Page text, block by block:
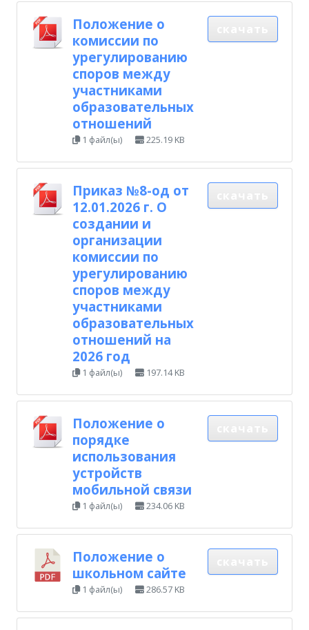
Положение о
комиссии по
урегулированию
споров между
участниками
образовательных
отношений
1 файл(ы) 225.19 KB
Приказ №8-од от
12.01.2026 г. О
создании и
организации
комиссии по
урегулированию
споров между
участниками
образовательных
отношений на
2026 год
1 файл(ы) 197.14 KB
Положение о
порядке
использования
устройств
мобильной связи
1 файл(ы) 234.06 KB
Положение о
школьном сайте
1 файл(ы) 286.57 KB